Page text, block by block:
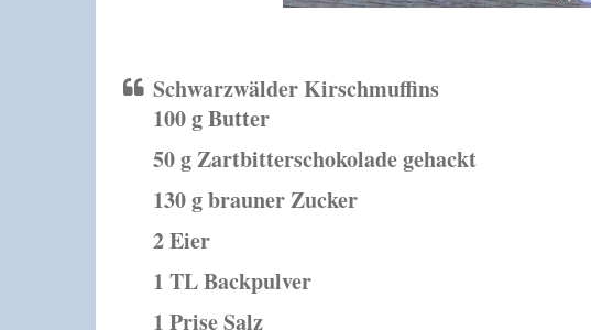
Schwarzwälder Kirschmuffins
100 gButter
50 gZartbitterschokolade gehackt
130 gbrauner Zucker
2Eier
1 TLBackpulver
1 PriseSalz